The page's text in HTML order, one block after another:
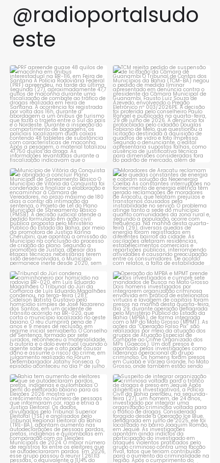
@radioportalsudo
este
PRF apreende quase 48 quilos
de maconha em ônibus...
1 0
TCM rejeita pedido de
suspensão de licitação da...
1 0
Município de Vitória da
Conquista é obrigado a...
1 0
Moradores de Aracatu
reclamam de quedas
constantes ...
1 0
Tribunal do Júri condena
caminhoneiro por...
1 0
Operação do MPBA e MPMT
prende dois investigados e...
1 0
Bahia tem aumento de eleitores
que se autodeclaram...
1 0
Suspeito de integrar
organização criminosa
voltada...
1 0